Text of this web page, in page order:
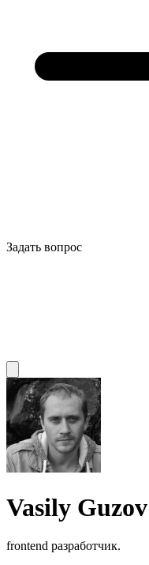
Задать вопрос
Vasily Guzov
frontend разработчик.